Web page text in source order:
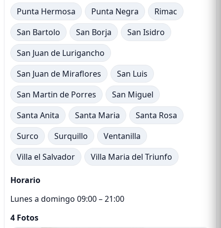
Punta Hermosa
Punta Negra
Rimac
San Bartolo
San Borja
San Isidro
San Juan de Lurigancho
San Juan de Miraflores
San Luis
San Martin de Porres
San Miguel
Santa Anita
Santa Maria
Santa Rosa
Surco
Surquillo
Ventanilla
Villa el Salvador
Villa Maria del Triunfo
Horario
Lunes a domingo 09:00 – 21:00
4 Fotos